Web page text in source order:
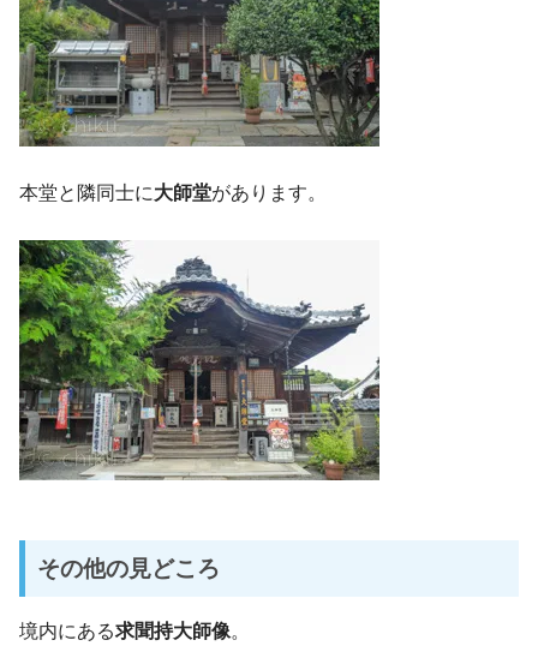
本堂と隣同士に大師堂があります。
その他の見どころ
境内にある求聞持大師像。